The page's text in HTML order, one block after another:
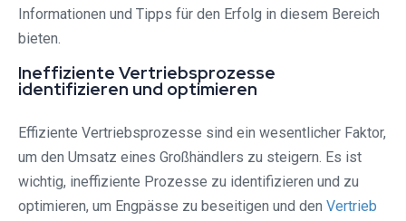
Informationen und Tipps für den Erfolg in diesem Bereich
bieten.
Ineffiziente Vertriebsprozesse
identifizieren und optimieren
Effiziente Vertriebsprozesse sind ein wesentlicher Faktor,
um den Umsatz eines Großhändlers zu steigern. Es ist
wichtig, ineffiziente Prozesse zu identifizieren und zu
optimieren, um Engpässe zu beseitigen und den Vertrieb